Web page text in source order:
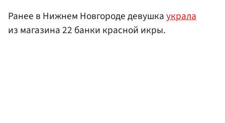
Ранее в Нижнем Новгороде девушкаукрала
из магазина 22 банки красной икры.